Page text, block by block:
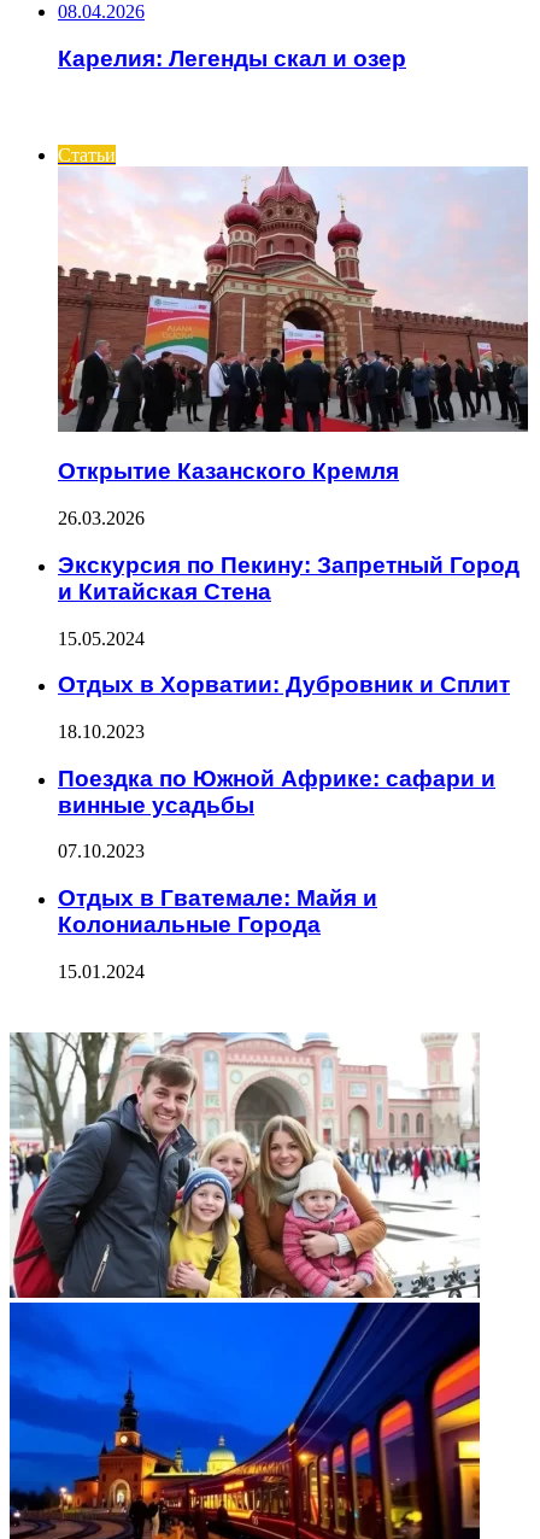
08.04.2026
Карелия: Легенды скал и озер
Статьи
Открытие Казанского Кремля
26.03.2026
Экскурсия по Пекину: Запретный Город
и Китайская Стена
15.05.2024
Отдых в Хорватии: Дубровник и Сплит
18.10.2023
Поездка по Южной Африке: сафари и
винные усадьбы
07.10.2023
Отдых в Гватемале: Майя и
Колониальные Города
15.01.2024